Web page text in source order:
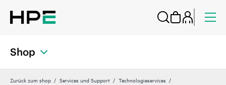
Shop
Zurück zum shop Services und Support
Technologieservices